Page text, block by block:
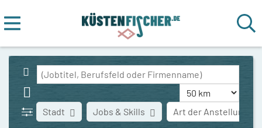
Stadt Art der Anstellung
Jobs & Skills